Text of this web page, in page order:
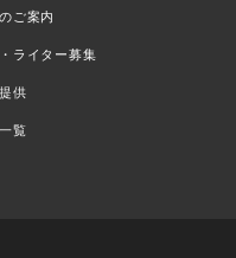
ご案内
ライター募集
供
覧